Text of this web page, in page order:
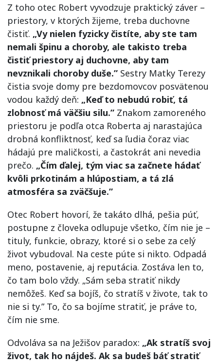
Z toho otec Robert vyvodzuje praktický záver –
priestory, v ktorých žijeme, treba duchovne
čistiť. „Vy nielen fyzicky čistíte, aby ste tam
nemali špinu a choroby, ale takisto treba
čistiť priestory aj duchovne, aby tam
nevznikali choroby duše.” Sestry Matky Terezy
čistia svoje domy pre bezdomovcov posvätenou
vodou každý deň: „Keď to nebudú robiť, tá
zlobnosť má väčšiu silu.” Znakom zamoreného
priestoru je podľa otca Roberta aj narastajúca
drobná konfliktnosť, keď sa ľudia čoraz viac
hádajú pre maličkosti, a častokrát ani nevedia
prečo. „Čím ďalej, tým viac sa začnete hádať
kvôli prkotinám a hlúpostiam, a tá zlá
atmosféra sa zväčšuje.”
Otec Robert hovorí, že takáto dlhá, pešia púť,
postupne z človeka odlupuje všetko, čím nie je –
tituly, funkcie, obrazy, ktoré si o sebe za celý
život vybudoval. Na ceste púte si nikto. Odpadá
meno, postavenie, aj reputácia. Zostáva len to,
čo tam bolo vždy. „Sám seba stratiť nikdy
nemôžeš. Keď sa bojíš, čo stratíš v živote, tak to
nie si ty.” To, čo sa bojíme stratiť, je práve to,
čím nie sme.
Odvoláva sa na Ježišov paradox: „Ak stratíš svoj
život, tak ho nájdeš. Ak sa budeš báť stratiť